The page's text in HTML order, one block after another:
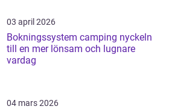
03 april 2026
Bokningssystem camping nyckeln
till en mer lönsam och lugnare
vardag
04 mars 2026